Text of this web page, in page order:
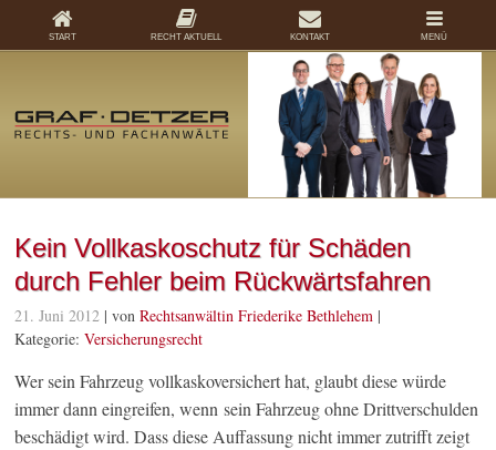
Kein Vollkaskoschutz für Schäden
durch Fehler beim Rückwärtsfahren
21. Juni 2012 | vonRechtsanwältin Friederike Bethlehem |
Kategorie:Versicherungsrecht
Wer sein Fahrzeug vollkaskoversichert hat, glaubt diese würde
immer dann eingreifen, wenn sein Fahrzeug ohne Drittverschulden
beschädigt wird. Dass diese Auffassung nicht immer zutrifft zeigt
START RECHT AKTUELL KONTAKT MENÜ